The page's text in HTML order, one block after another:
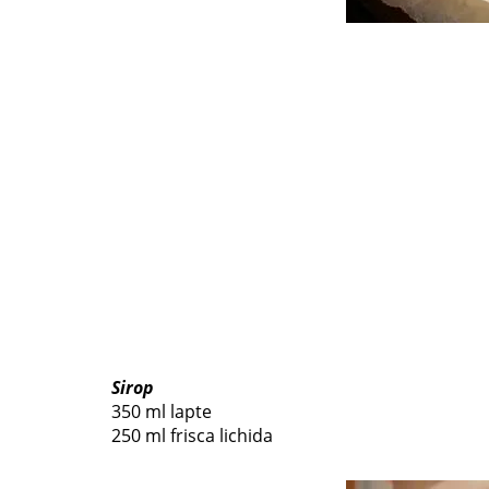
Sirop
350 ml lapte
250 ml frisca lichida